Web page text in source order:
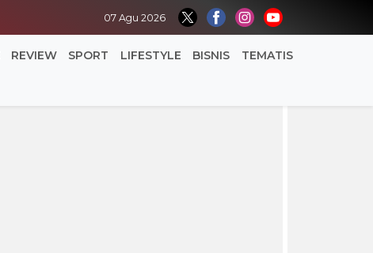
07 Agu 2026
REVIEW SPORT LIFESTYLE BISNIS TEMATIS